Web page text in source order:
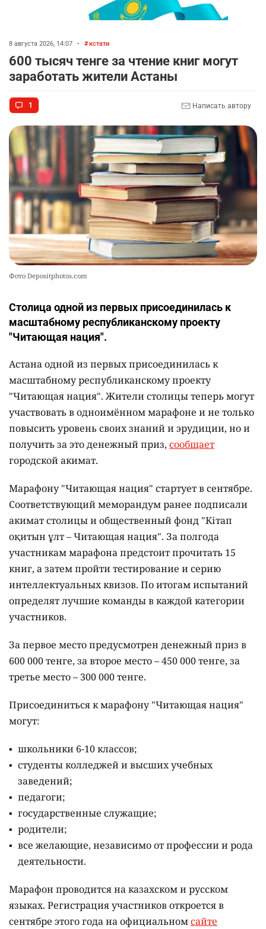
8 августа 2026, 14:07 • кстати
600 тысяч тенге за чтение книг могут
заработать жители Астаны
1 Написать автору
Фото Depositphotos.com
Столица одной из первых присоединилась к
масштабному республиканскому проекту
"Читающая нация".
Астана одной из первых присоединилась к
масштабному республиканскому проекту
"Читающая нация". Жители столицы теперь могут
участвовать в одноимённом марафоне и не только
повысить уровень своих знаний и эрудиции, но и
получить за это денежный приз, сообщает
городской акимат.
Марафону "Читающая нация" стартует в сентябре.
Соответствующий меморандум ранее подписали
акимат столицы и общественный фонд "Кітап
оқитын ұлт – Читающая нация". За полгода
участникам марафона предстоит прочитать 15
книг, а затем пройти тестирование и серию
интеллектуальных квизов. По итогам испытаний
определят лучшие команды в каждой категории
участников.
За первое место предусмотрен денежный приз в
600 000 тенге, за второе место – 450 000 тенге, за
третье место – 300 000 тенге.
Присоединиться к марафону "Читающая нация"
могут:
школьники 6-10 классов;
студенты колледжей и высших учебных
заведений;
педагоги;
государственные служащие;
родители;
все желающие, независимо от профессии и рода
деятельности.
Марафон проводится на казахском и русском
языках. Регистрация участников откроется в
сентябре этого года на официальномсайте